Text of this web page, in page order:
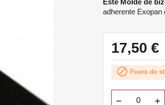
adherente Exopan
17,50 €
 Fuera de